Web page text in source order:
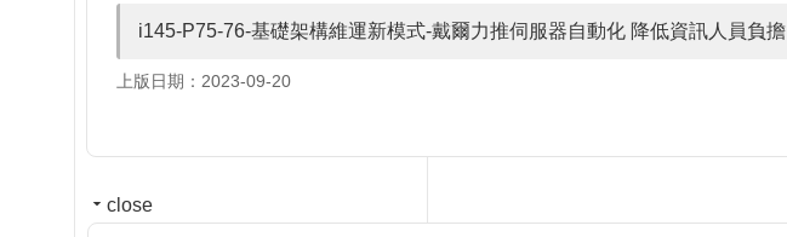
i145-P75-76-基礎架構維運新模式-戴爾力推伺服器自動化 降低資訊人員負擔
上版日期：2023-09-20
close